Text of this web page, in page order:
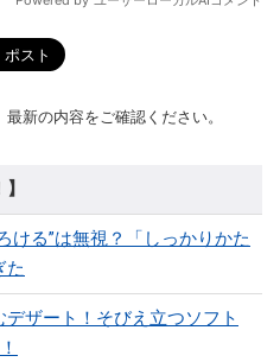
新の内容をご確認ください。
ける”は無視？「しっかりかた
た
ザート！そびえ立つソフト